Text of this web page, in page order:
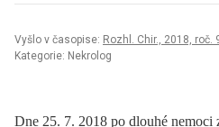
Vyšlo v časopise: Rozhl. Chir., 2018, roč.
Kategorie: Nekrolog
Dne 25. 7. 2018 po dlouhé nemoci